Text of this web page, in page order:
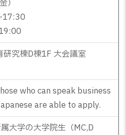
）
17:30
究棟D棟1F 大会議室
who can speak business
are able to apply.
大学の大学院生（MC,D